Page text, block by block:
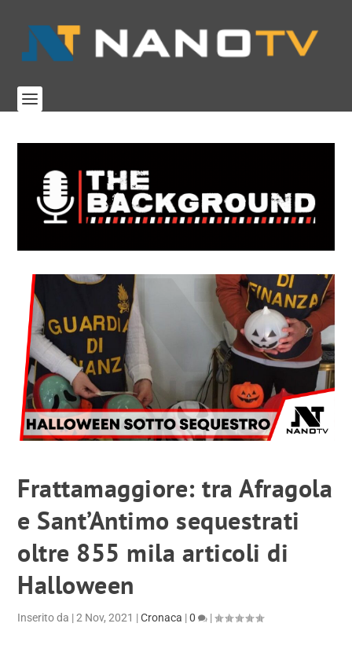
Frattamaggiore: tra Afragola
e Sant’Antimo sequestrati
oltre 855 mila articoli di
Halloween
Inserito da |2 Nov, 2021 |Cronaca |0 |